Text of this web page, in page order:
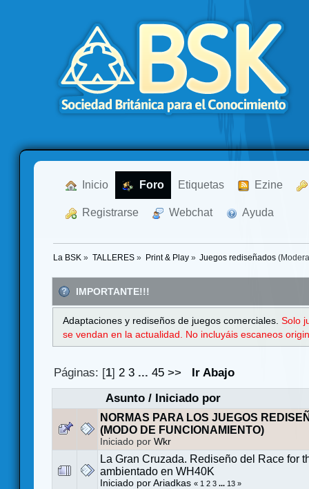
Inicio Foro Etiquetas Ezine
Registrarse Webchat Ayuda
La BSK » TALLERES» Print & Play» Juegos rediseñados
IMPORTANTE!!!
Adaptaciones y rediseños de juegos comerciales.Solo
se vendan en la actualidad. No incluyáis escaneos
Páginas: [1] 2 3 ...45 >>
Ir Abajo
Asunto/ Iniciado por
NORMAS PARA LOS JUEGOS
(MODO DE FUNCIONAMIENTO)
Iniciado por Wkr
La Gran Cruzada. Rediseño del Race for
ambientado en WH40K
Iniciado por Ariadkas « 1 2 3 ... 13 »